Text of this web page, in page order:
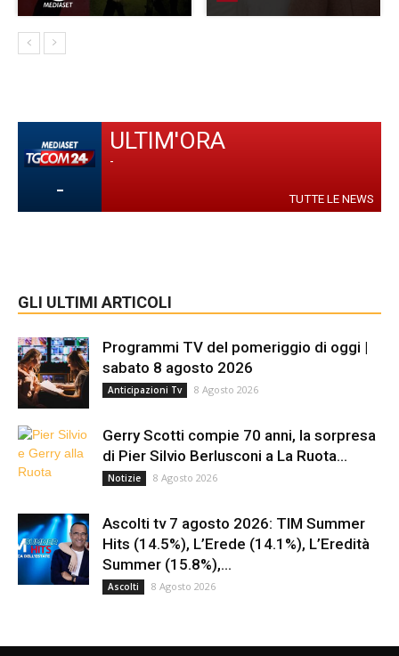
-
ULTIM'ORA
-
TUTTE LE NEWS
GLI ULTIMI ARTICOLI
Programmi TV del pomeriggio di oggi |
sabato 8 agosto 2026
Anticipazioni Tv 8 Agosto 2026
Gerry Scotti compie 70 anni, la sorpresa
di Pier Silvio Berlusconi a La Ruota...
Notizie 8 Agosto 2026
Ascolti tv 7 agosto 2026: TIM Summer
Hits (14.5%), L’Erede (14.1%), L’Eredità
Summer (15.8%),...
Ascolti 8 Agosto 2026